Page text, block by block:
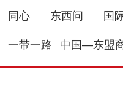
同心 东西问 国
一带一路 中国—东盟